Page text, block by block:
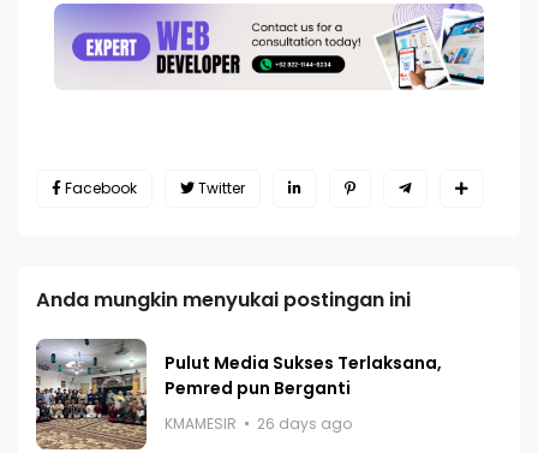
Facebook Twitter
Anda mungkin menyukai postingan ini
Pulut Media Sukses Terlaksana,
Pemred pun Berganti
KMAMESIR 26 days ago